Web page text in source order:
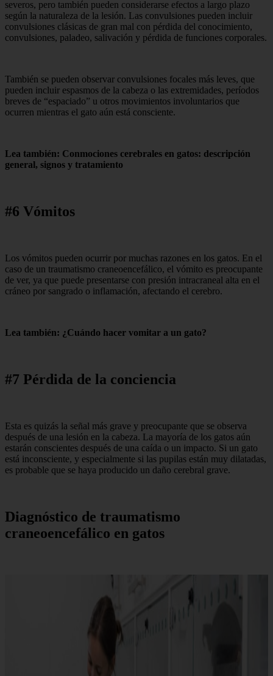
severos, pero también pueden considerarse efectos a largo plazo
según la naturaleza de la lesión. Las convulsiones pueden incluir
convulsiones clásicas de gran mal con pérdida del conocimiento,
convulsiones, paladeo, salivación y pérdida de funciones corporales.
También se pueden observar convulsiones focales más leves, que
pueden incluir espasmos de la cabeza o las extremidades, períodos
breves de “espaciado” u otros movimientos involuntarios que
ocurren mientras el gato aún está consciente.
Lea también: Conmociones cerebrales en gatos: descripción
general, signos y tratamiento
#6 Vómitos
Los vómitos pueden ocurrir por muchas razones en los gatos. En el
caso de un traumatismo craneoencefálico, el vómito es preocupante
de ver, ya que puede presentarse con presión intracraneal alta en el
cráneo por sangrado o inflamación, afectando el cerebro.
Lea también: ¿Cuándo hacer vomitar a un gato?
#7 Pérdida de la conciencia
Esta es quizás la señal más grave y preocupante que se observa
después de una lesión en la cabeza. La mayoría de los gatos aún
estarán conscientes después de una caída o un impacto. Si un gato
está inconsciente, y especialmente si las pupilas están muy dilatadas,
es probable que se haya producido un daño cerebral grave.
Diagnóstico de traumatismo
craneoencefálico en gatos